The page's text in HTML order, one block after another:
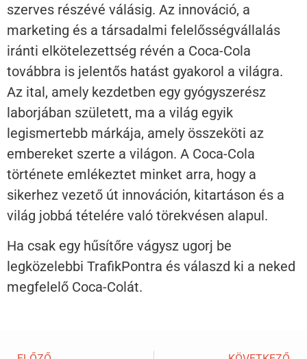
szerves részévé válásig. Az innováció, a
marketing és a társadalmi felelősségvállalás
iránti elkötelezettség révén a Coca-Cola
továbbra is jelentős hatást gyakorol a világra.
Az ital, amely kezdetben egy gyógyszerész
laborjában született, ma a világ egyik
legismertebb márkája, amely összeköti az
embereket szerte a világon. A Coca-Cola
története emlékeztet minket arra, hogy a
sikerhez vezető út innováción, kitartáson és a
világ jobbá tételére való törekvésen alapul.
Ha csak egy hűsítőre vágysz ugorj be
legközelebbi TrafikPontra és válaszd ki a neked
megfelelő Coca-Colát.